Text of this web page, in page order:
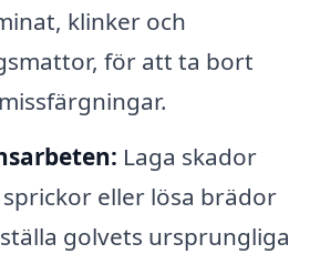
klinker och
för att ta bort
Laga skador
eller lösa brädor
golvets ursprungliga